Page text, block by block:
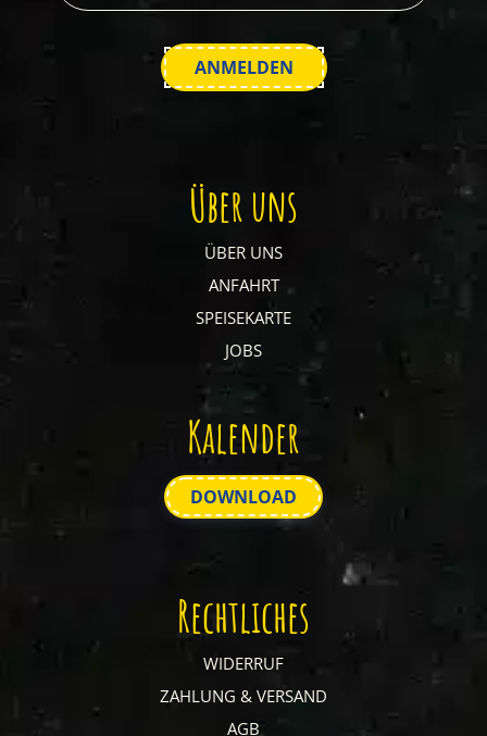
Über uns
ÜBER UNS
ANFAHRT
SPEISEKARTE
JOBS
Kalender
DOWNLOAD
Rechtliches
WIDERRUF
ZAHLUNG & VERSAND
AGB